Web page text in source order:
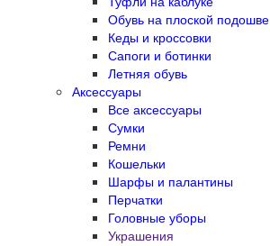
Обувь на плоской подошве
Кеды и кроссовки
Сапоги и ботинки
Летняя обувь
Аксессуары
Все аксессуары
Сумки
Ремни
Кошельки
Шарфы и палантины
Перчатки
Головные уборы
Украшения